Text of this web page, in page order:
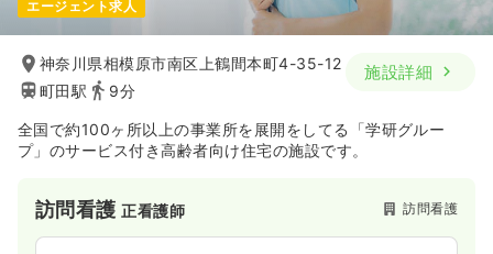
エージェント求人
神奈川県相模原市南区上鶴間本町4-35-12
町田駅
9分
施設詳細
全国で約100ヶ所以上の事業所を展開をしてる「学研グルー
プ」のサービス付き高齢者向け住宅の施設です。
訪問看護正看護師 訪問看護